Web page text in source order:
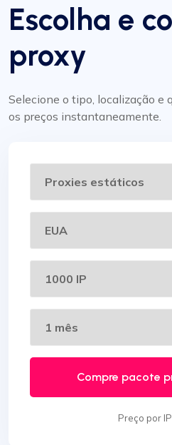
Escolha e
proxy
Selecione o tipo, localização e
os preços instantaneamente.
Compre pacote
Preço por